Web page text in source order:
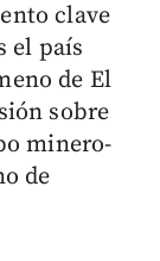
clave
el país
de El
sobre
minero-
de